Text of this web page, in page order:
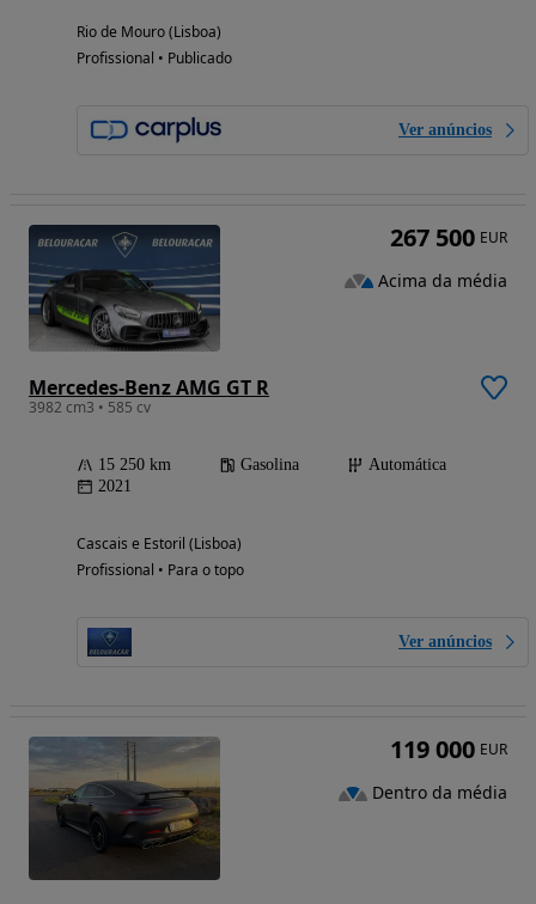
Rio de Mouro (Lisboa)
Profissional • Publicado
Ver anúncios
Mercedes-Benz AMG GT R
3982 cm3 • 585 cv
15 250 km Gasolina
Automática
2021
Cascais e Estoril (Lisboa)
Profissional • Para o topo
Ver anúncios
267 500 EUR
Acima da média
119 000 EUR
Dentro da média